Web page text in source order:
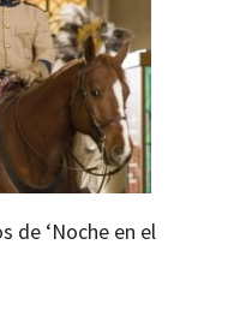
de ‘Noche en el